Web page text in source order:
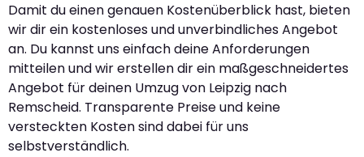
Damit du einen genauen Kostenüberblick hast, bieten
wir dir ein kostenloses und unverbindliches Angebot
an. Du kannst uns einfach deine Anforderungen
mitteilen und wir erstellen dir ein maßgeschneidertes
Angebot für deinen Umzug von Leipzig nach
Remscheid. Transparente Preise und keine
versteckten Kosten sind dabei für uns
selbstverständlich.